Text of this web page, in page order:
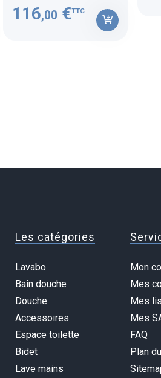
116,00 €TTC
Les catégories
Lavabo
Bain douche
Douche
Accessoires
Espace toilette
Bidet
Lave mains
Mon
Mes
Mes
Mes
FAQ
Plan